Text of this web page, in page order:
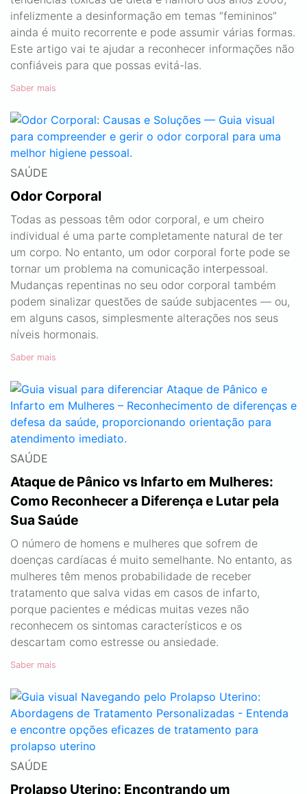
infelizmente a desinformação em temas “femininos”
ainda é muito recorrente e pode assumir várias formas.
Este artigo vai te ajudar a reconhecer informações não
confiáveis para que possas evitá-las.
Saber mais
SAÚDE
Odor Corporal
Todas as pessoas têm odor corporal, e um cheiro
individual é uma parte completamente natural de ter
um corpo. No entanto, um odor corporal forte pode se
tornar um problema na comunicação interpessoal.
Mudanças repentinas no seu odor corporal também
podem sinalizar questões de saúde subjacentes — ou,
em alguns casos, simplesmente alterações nos seus
níveis hormonais.
Saber mais
SAÚDE
Ataque de Pânico vs Infarto em Mulheres:
Como Reconhecer a Diferença e Lutar pela
Sua Saúde
O número de homens e mulheres que sofrem de
doenças cardíacas é muito semelhante. No entanto, as
mulheres têm menos probabilidade de receber
tratamento que salva vidas em casos de infarto,
porque pacientes e médicas muitas vezes não
reconhecem os sintomas característicos e os
descartam como estresse ou ansiedade.
Saber mais
SAÚDE
Prolapso Uterino: Encontrando um